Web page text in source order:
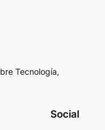
Tecnología,
Social